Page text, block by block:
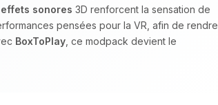
effets sonores 3D renforcent la sensation de
pensées pour la VR, afin de rendre
BoxToPlay , ce modpack devient le